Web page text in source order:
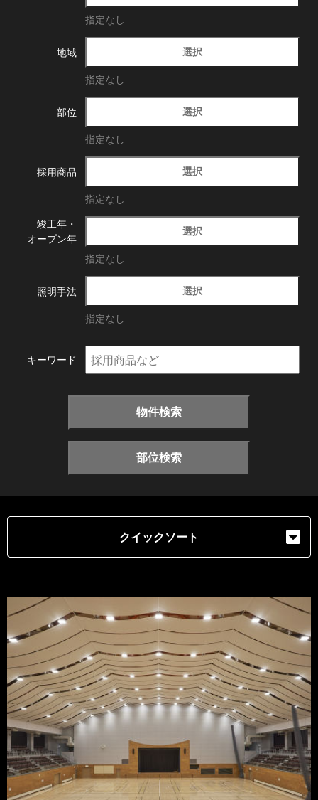
指定なし
地域 選択
指定なし
部位 選択
指定なし
採用商品 選択
指定なし
竣工年・
オープン年
選択
指定なし
照明手法 選択
指定なし
キーワード
物件検索
部位検索
クイックソート